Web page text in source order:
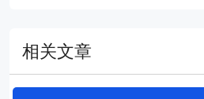
相关文章